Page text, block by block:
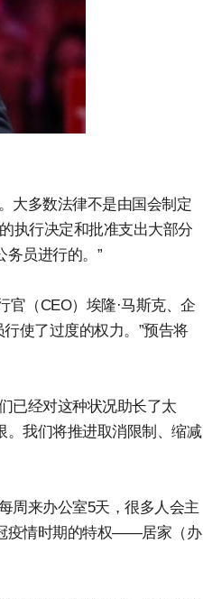
大多数法律不是由国会制定
执行决定和批准支出大部分
务员进行的。”
官（CEO）埃隆·马斯克、企
使了过度的权力。”预告将
已经对这种状况助长了太
。我们将推进取消限制、缩减
周来办公室5天，很多人会主
疫情时期的特权——居家（办